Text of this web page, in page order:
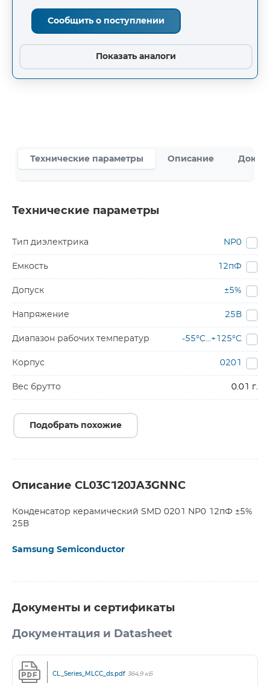
Сообщить о поступлении
Показать аналоги
Технические параметры Описание
Технические параметры
Тип диэлектрика NP0
Емкость 12пФ
Допуск ±5%
Напряжение 25В
Диапазон рабочих температур -55°C…+125°C
Корпус 0201
Вес брутто 0.01 г.
Подобрать похожие
Описание CL03C120JA3GNNC
Конденсатор керамический SMD 0201 NP0 12пФ ±5%
25В
Samsung Semiconductor
Документы и сертификаты
Документация и Datasheet
CL_Series_MLCC_ds.pdf 364,9 кБ